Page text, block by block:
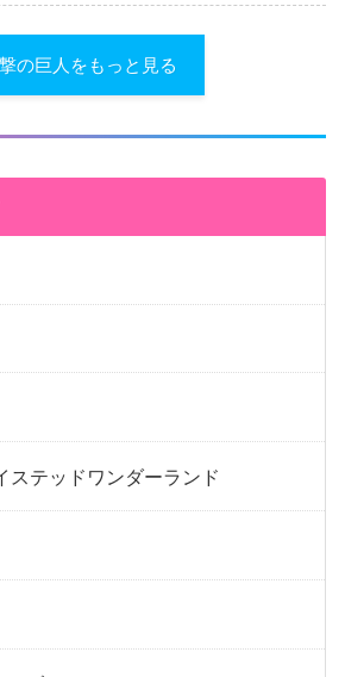
の巨人をもっと見る
ステッドワンダーランド